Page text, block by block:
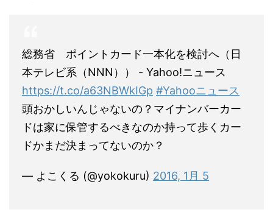
総務省 ポイントカード一本化を検討へ（日
本テレビ系（NNN）） - Yahoo!ニュース
https://t.co/a63NBWkIGp #Yahooニュース
頭おかしいんじゃないの？マイナンバーカー
ドは家に保管するべきなのか持って歩くカー
ドかまだ決まってないのか？
— よこくる (@yokokuru) 2016, 1月 5